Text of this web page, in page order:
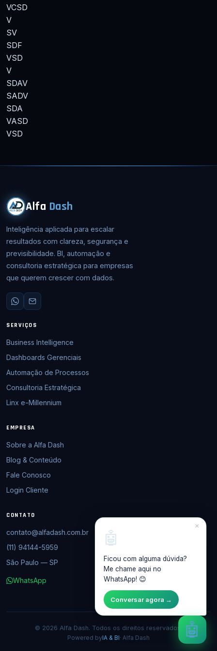
VCSD
V
SV
SDF
VSD
V
SDAV
SADV
SDA
VASD
VSD
×
🤖
Ficou com alguma dúvida?
Me chame aqui no
WhatsApp! 😊
Conversar agora →
🤖
Alfa Dash
Inteligência aplicada para escalar
resultados com clareza, segurança e
previsibilidade. BI, automação e
consultoria estratégica para empresas
que querem crescer com dados.
SERVIÇOS
Business Intelligence
Dashboards Gerenciais
Automação de Processos
Consultoria Estratégica
Linx e-Millennium
EMPRESA
Sobre a Alfa Dash
Blog & Conteúdo
Fale Conosco
Login Cliente
CONTATO
contato@alfadash.com.br
(11) 94144-5959
São Paulo — SP
WhatsApp
© 2026 Alfa Dash. Todos os direitos reservados.
Powered byIA & BI· Alfa Dash